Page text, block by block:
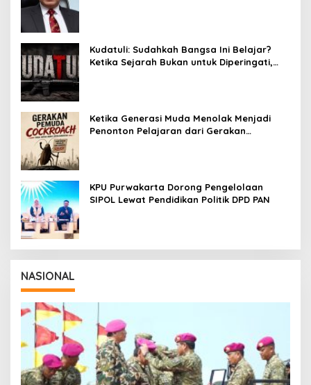
Kudatuli: Sudahkah Bangsa Ini Belajar?
Ketika Sejarah Bukan untuk Diperingati,
Ketika Generasi Muda Menolak Menjadi
Penonton Pelajaran dari Gerakan
KPU Purwakarta Dorong Pengelolaan
SIPOL Lewat Pendidikan Politik DPD PAN
NASIONAL